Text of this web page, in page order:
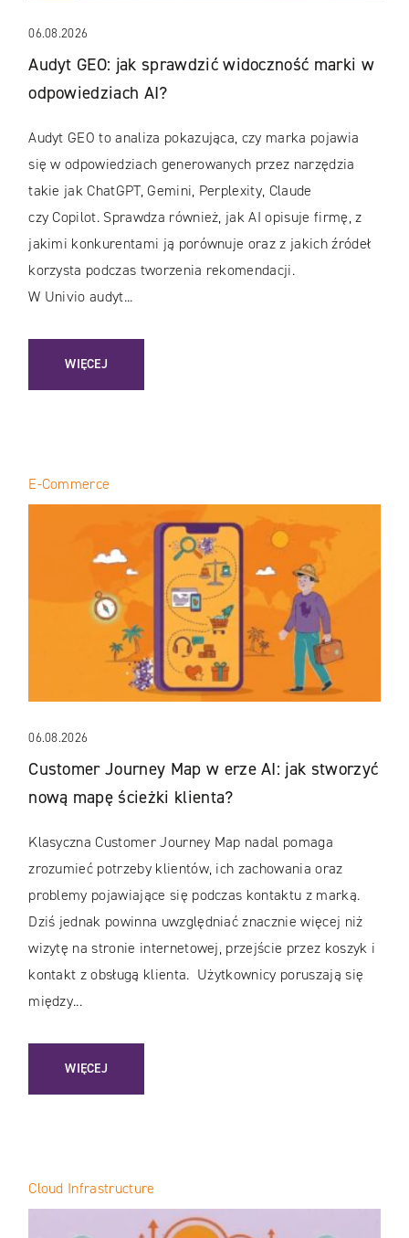
06.08.2026
Audyt GEO: jak sprawdzić widoczność marki w
odpowiedziach AI?
Audyt GEO to analiza pokazująca, czy marka pojawia
się w odpowiedziach generowanych przez narzędzia
takie jak ChatGPT, Gemini, Perplexity, Claude
czy Copilot. Sprawdza również, jak AI opisuje firmę, z
jakimi konkurentami ją porównuje oraz z jakich źródeł
korzysta podczas tworzenia rekomendacji.
W Univio audyt...
WIĘCEJ
: AUDYT GEO: JAK SPRAWDZIĆ WIDOCZNOŚĆ MARKI W
06.08.2026
Customer Journey Map w erze AI: jak stworzyć
nową mapę ścieżki klienta?
E-Commerce
Klasyczna Customer Journey Map nadal pomaga
zrozumieć potrzeby klientów, ich zachowania oraz
problemy pojawiające się podczas kontaktu z marką.
Dziś jednak powinna uwzględniać znacznie więcej niż
wizytę na stronie internetowej, przejście przez koszyk i
kontakt z obsługą klienta. Użytkownicy poruszają się
między...
WIĘCEJ
: CUSTOMER JOURNEY MAP W ERZE AI: JAK STWORZYĆ
Cloud Infrastructure